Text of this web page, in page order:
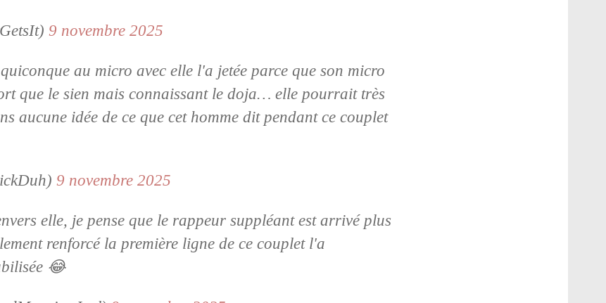
9 novembre 2025
au micro avec elle l'a jetée parce que son micro
que le sien mais connaissant le doja… elle pourrait très
aucune idée de ce que cet homme dit pendant ce couplet
9 novembre 2025
elle, je pense que le rappeur suppléant est arrivé plus
renforcé la première ligne de ce couplet l'a
😂